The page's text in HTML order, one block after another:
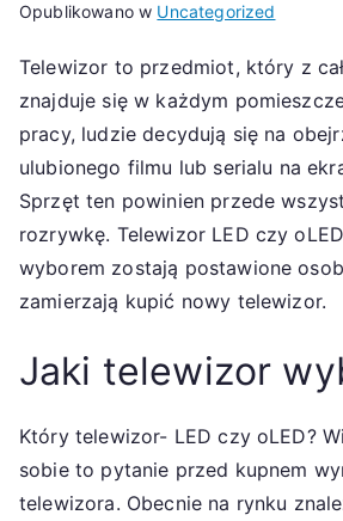
Opublikowano w Uncategorized
Telewizor to przedmiot, który z
znajduje się w każdym
pracy, ludzie decydują się na
ulubionego filmu lub serialu na
Sprzęt ten powinien przede
rozrywkę. Telewizor LED czy
wyborem zostają postawione
zamierzają kupić nowy telewizor.
Jaki telewizor
Który telewizor- LED czy oLED?
sobie to pytanie przed kupnem
telewizora. Obecnie na rynku